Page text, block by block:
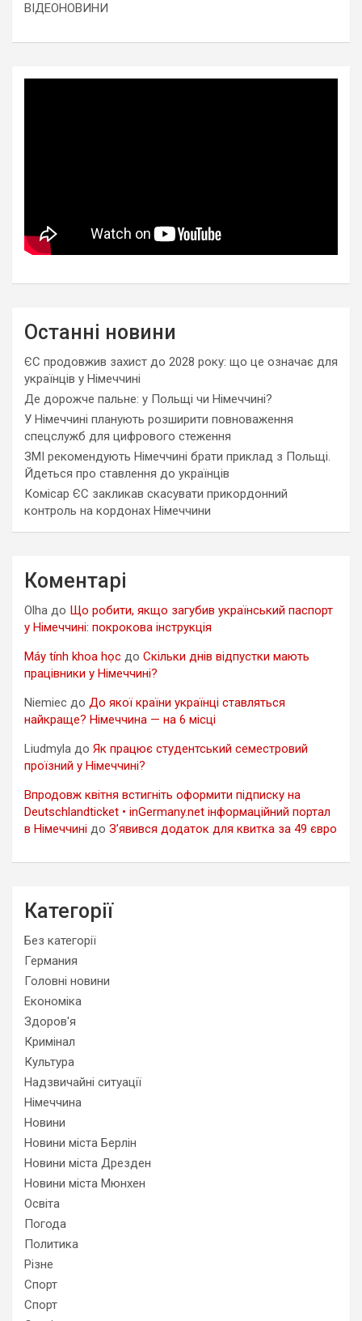
ВІДЕОНОВИНИ
Останні новини
ЄС продовжив захист до 2028 року: що це означає для
українців у Німеччині
Де дорожче пальне: у Польщі чи Німеччині?
У Німеччині планують розширити повноваження
спецслужб для цифрового стеження
ЗМІ рекомендують Німеччині брати приклад з Польщі.
Йдеться про ставлення до українців
Комісар ЄС закликав скасувати прикордонний
контроль на кордонах Німеччини
Коментарі
Olha до Що робити, якщо загубив український паспорт
у Німеччині: покрокова інструкція
Máy tính khoa học до Скільки днів відпустки мають
працівники у Німеччині?
Niemiec до До якої країни українці ставляться
найкраще? Німеччина — на 6 місці
Liudmyla до Як працює студентський семестровий
проїзний у Німеччині?
Впродовж квітня встигніть оформити підписку на
Deutschlandticket • inGermany.net інформаційний портал
в Німеччині до З’явився додаток для квитка за 49 євро
Категорії
Без категорії
Германия
Головні новини
Економіка
Здоров'я
Кримінал
Культура
Надзвичайні ситуації
Німеччина
Новини
Новини міста Берлін
Новини міста Дрезден
Новини міста Мюнхен
Освіта
Погода
Политика
Різне
Спорт
Спорт